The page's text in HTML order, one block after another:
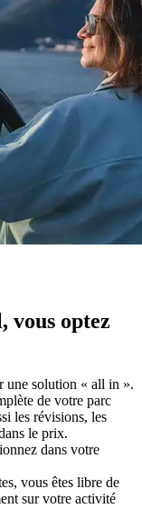
vous optez
une solution « all in ».
de votre parc
les révisions, les
le prix.
dans votre
vous êtes libre de
sur votre activité